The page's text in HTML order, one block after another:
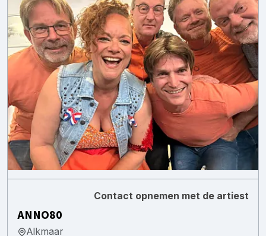
Contact opnemen met de artiest
ANNO80
Alkmaar